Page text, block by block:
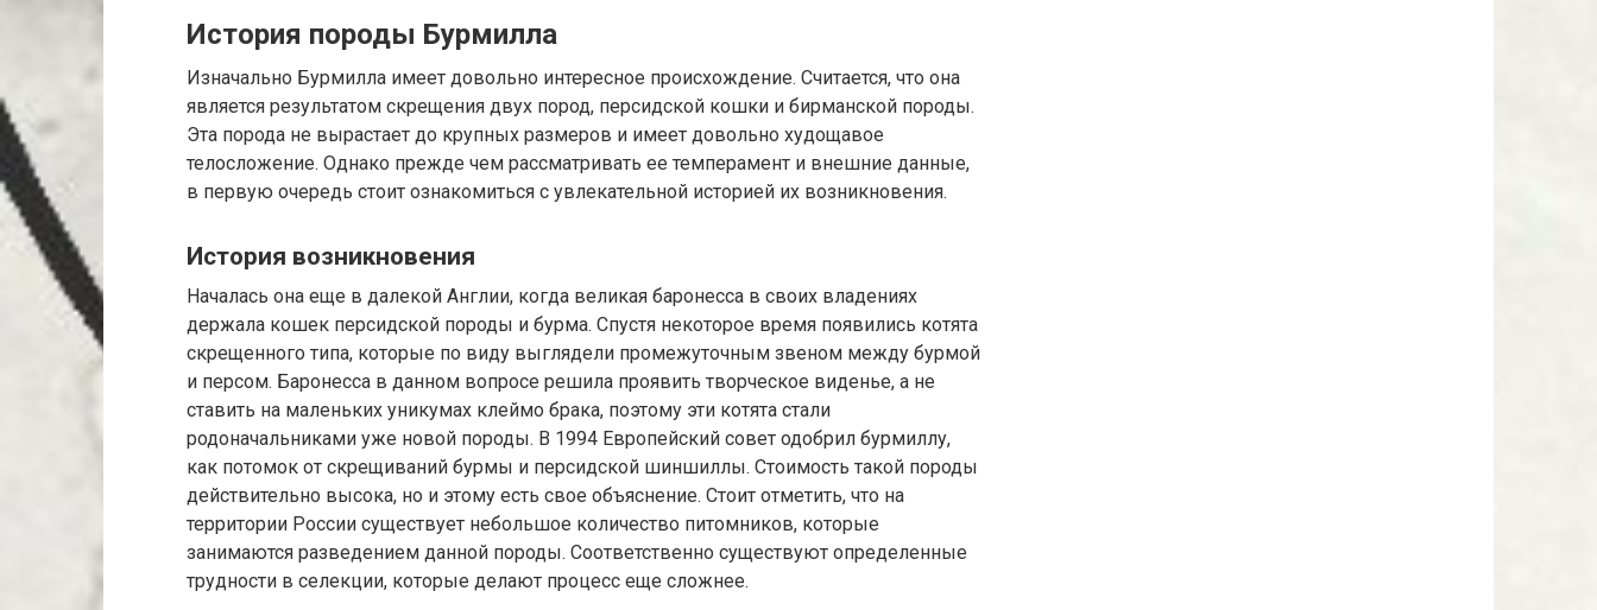
История породы Бурмилла
Изначально Бурмилла имеет довольно интересное происхождение. Считается, что она
является результатом скрещения двух пород, персидской кошки и бирманской породы.
Эта порода не вырастает до крупных размеров и имеет довольно худощавое
телосложение. Однако прежде чем рассматривать ее темперамент и внешние данные,
в первую очередь стоит ознакомиться с увлекательной историей их возникновения.
История возникновения
Началась она еще в далекой Англии, когда великая баронесса в своих владениях
держала кошек персидской породы и бурма. Спустя некоторое время появились котята
скрещенного типа, которые по виду выглядели промежуточным звеном между бурмой
и персом. Баронесса в данном вопросе решила проявить творческое виденье, а не
ставить на маленьких уникумах клеймо брака, поэтому эти котята стали
родоначальниками уже новой породы. В 1994 Европейский совет одобрил бурмиллу,
как потомок от скрещиваний бурмы и персидской шиншиллы. Стоимость такой породы
действительно высока, но и этому есть свое объяснение. Стоит отметить, что на
территории России существует небольшое количество питомников, которые
занимаются разведением данной породы. Соответственно существуют определенные
трудности в селекции, которые делают процесс еще сложнее.